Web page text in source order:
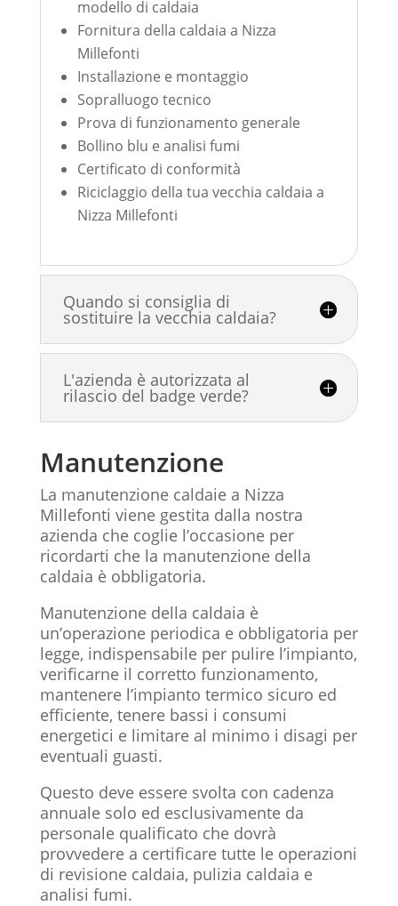
modello di caldaia
Fornitura della caldaia a Nizza
Millefonti
Installazione e montaggio
Sopralluogo tecnico
Prova di funzionamento generale
Bollino blu e analisi fumi
Certificato di conformità
Riciclaggio della tua vecchia caldaia a
Nizza Millefonti
Quando si consiglia di
sostituire la vecchia caldaia?
L'azienda è autorizzata al
rilascio del badge verde?
Manutenzione
La manutenzione caldaie a Nizza
Millefonti viene gestita dalla nostra
azienda che coglie l’occasione per
ricordarti che la manutenzione della
caldaia è obbligatoria.
Manutenzione della caldaia è
un’operazione periodica e obbligatoria per
legge, indispensabile per pulire l’impianto,
verificarne il corretto funzionamento,
mantenere l’impianto termico sicuro ed
efficiente, tenere bassi i consumi
energetici e limitare al minimo i disagi per
eventuali guasti.
Questo deve essere svolta con cadenza
annuale solo ed esclusivamente da
personale qualificato che dovrà
provvedere a certificare tutte le operazioni
di revisione caldaia, pulizia caldaia e
analisi fumi.